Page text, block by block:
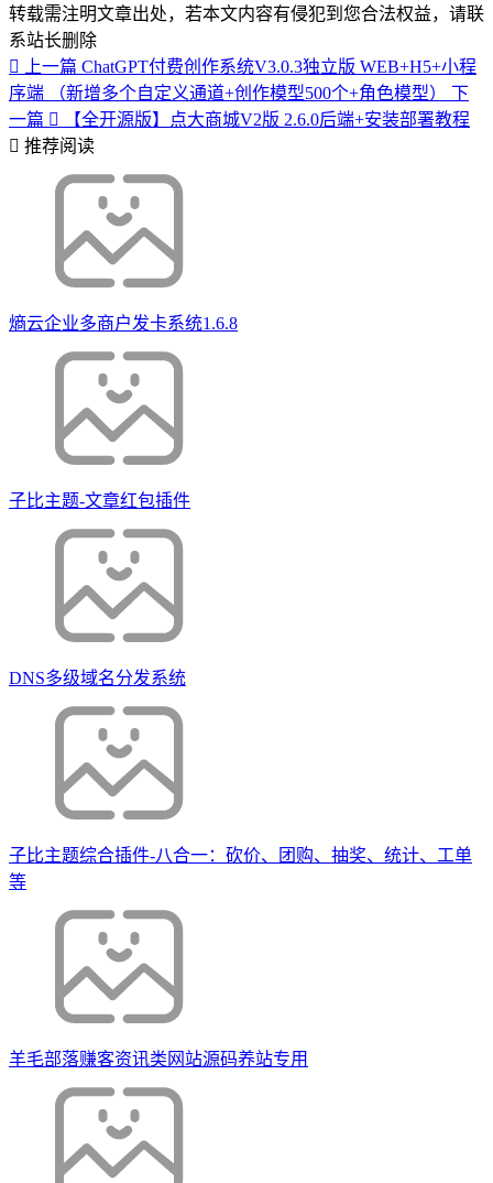
转载需注明文章出处，若本文内容有侵犯到您合法权益，请联
系站长删除
上一篇 ChatGPT付费创作系统V3.0.3独立版 WEB+H5+小程
序端 （新增多个自定义通道+创作模型500个+角色模型）
下
一篇
【全开源版】点大商城V2版 2.6.0后端+安装部署教程
推荐阅读
熵云企业多商户发卡系统1.6.8
子比主题-文章红包插件
DNS多级域名分发系统
子比主题综合插件-八合一：砍价、团购、抽奖、统计、工单
等
羊毛部落赚客资讯类网站源码养站专用